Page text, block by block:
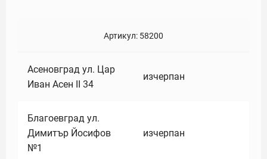
Артикул: 58200
Асеновград ул. Цар
Иван Асен II 34
изчерпан
Благоевград ул.
Димитър Йосифов
№1
изчерпан